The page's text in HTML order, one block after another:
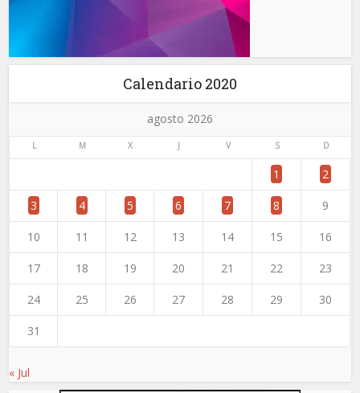
Calendario 2020
agosto 2026
L M X J V S D
1 2
3 4 5 6 7 8 9
10 11 12 13 14 15 16
17 18 19 20 21 22 23
24 25 26 27 28 29 30
31
« Jul